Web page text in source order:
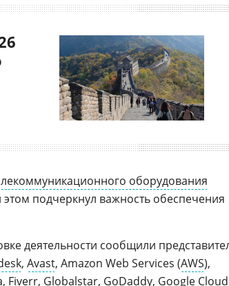
оборудования
подчеркнул важность обеспечения
деятельности сообщили
, Avast, Amazon Web Services (AWS),
, Fiverr, Globalstar, GoDaddy, Google Cloud